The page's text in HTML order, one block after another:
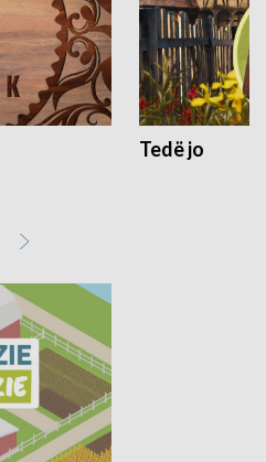
Tedë jo